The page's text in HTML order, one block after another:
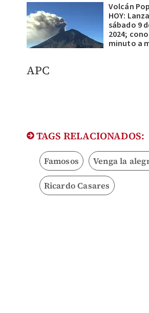
Volcán
HOY:
sábado 9
2024;
minuto a
APC
TAGS RELACIONADOS:
Famosos Venga la
Ricardo Casares